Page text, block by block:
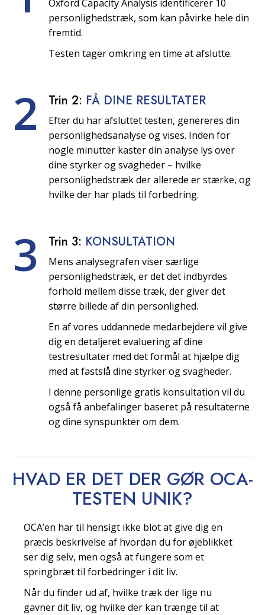
Oxford Capacity Analysis identificerer 10
personlighedstræk, som kan påvirke hele din
fremtid.
Testen tager omkring en time at afslutte.
2 Trin 2: FÅ DINE RESULTATER
Efter du har afsluttet testen, genereres din
personlighedsanalyse og vises. Inden for
nogle minutter kaster din analyse lys over
dine styrker og svagheder – hvilke
personlighedstræk der allerede er stærke, og
hvilke der har plads til forbedring.
3 Trin 3: KONSULTATION
Mens analysegrafen viser særlige
personlighedstræk, er det det indbyrdes
forhold mellem disse træk, der giver det
større billede af din personlighed.
En af vores uddannede medarbejdere vil give
dig en detaljeret evaluering af dine
testresultater med det formål at hjælpe dig
med at fastslå dine styrker og svagheder.
I denne personlige gratis konsultation vil du
også få anbefalinger baseret på resultaterne
og dine synspunkter om dem.
HVAD ER DET DER GØR OCA-
TESTEN UNIK?
OCA’en har til hensigt ikke blot at give dig en
præcis beskrivelse af hvordan du for øjeblikket
ser dig selv, men også at fungere som et
springbræt til forbedringer i dit liv.
Når du finder ud af, hvilke træk der lige nu
gavner dit liv, og hvilke der kan trænge til at